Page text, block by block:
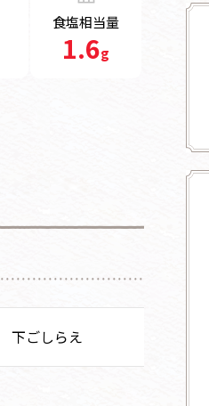
食塩相当量
1.6g
下ごしらえ